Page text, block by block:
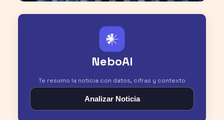
𒀭
NeboAI
Te resumo la noticia con datos, cifras y contexto
Analizar Noticia